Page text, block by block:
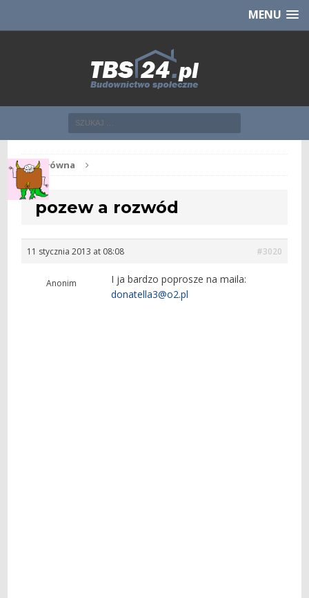
CHCĘ [klik]MENU
Str. główna
pozew a rozwód
11 stycznia 2013 at 08:08 #3020
Anonim
I ja bardzo poprosze na maila:
donatella3@o2.pl